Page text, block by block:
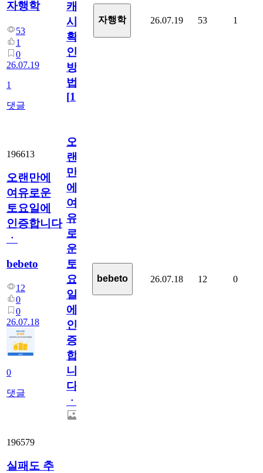
자행학
53
1
0
26.07.19
1
댓글
캐
시
확
인
방
법
[1]
자행학 26.07.19 53 1
196613
오랜만에
여유로운
토요일에
인증합니다
ㆍ
bebeto
12
0
0
26.07.18
0
댓글
오
랜
만
에
여
유
로
운
토
요
일
에
인
증
합
니
다
ㆍ
bebeto 26.07.18 12 0
196579
실패도 추